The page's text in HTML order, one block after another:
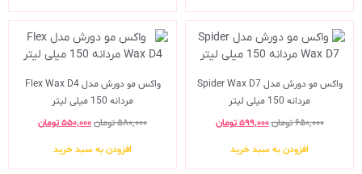
واکس مو دورش مدل Spider Wax D7
مردانه 150 میلی لیتر
۶۵۰,۰۰۰تومان۵۹۹,۰۰۰ تومان
افزودن به سبد خرید
واکس مو دورش مدل Flex Wax D4
مردانه 150 میلی لیتر
۵۸۰,۰۰۰تومان۵۵۰,۰۰۰تومان
افزودن به سبد خرید